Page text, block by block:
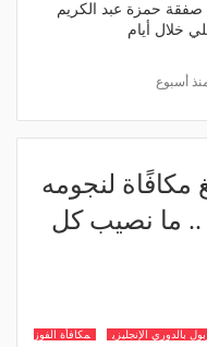
حمزة عبد الكريم
خلال أيام
أسبوع
مكافًاة لنجومه
.. ما نصيب كل
بالدوري الإنجليزي مكافأة الفوز